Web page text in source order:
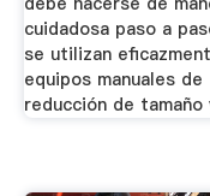
cuidadosa paso a
se utilizan
equipos manuales de
reducción de tamaño